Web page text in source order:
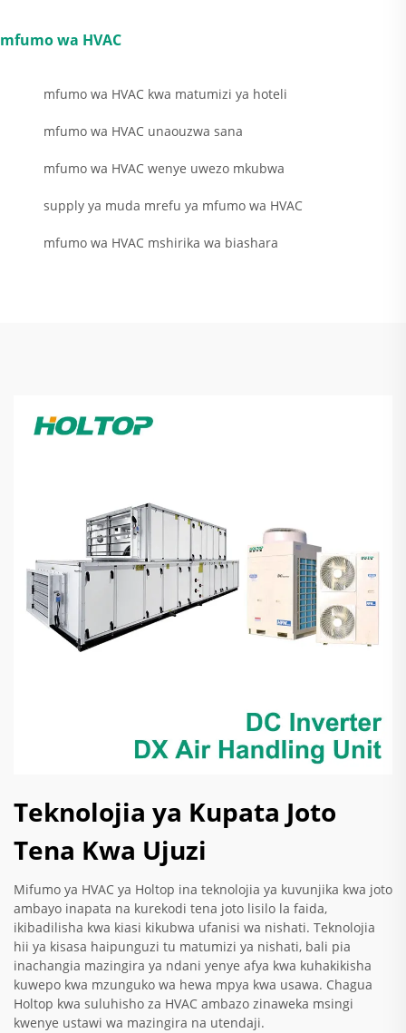
mfumo wa HVAC
mfumo wa HVAC kwa matumizi ya hoteli
mfumo wa HVAC unaouzwa sana
mfumo wa HVAC wenye uwezo mkubwa
supply ya muda mrefu ya mfumo wa HVAC
mfumo wa HVAC mshirika wa biashara
Teknolojia ya Kupata Joto
Tena Kwa Ujuzi
Mifumo ya HVAC ya Holtop ina teknolojia ya kuvunjika kwa joto
ambayo inapata na kurekodi tena joto lisilo la faida,
ikibadilisha kwa kiasi kikubwa ufanisi wa nishati. Teknolojia
hii ya kisasa haipunguzi tu matumizi ya nishati, bali pia
inachangia mazingira ya ndani yenye afya kwa kuhakikisha
kuwepo kwa mzunguko wa hewa mpya kwa usawa. Chagua
Holtop kwa suluhisho za HVAC ambazo zinaweka msingi
kwenye ustawi wa mazingira na utendaji.